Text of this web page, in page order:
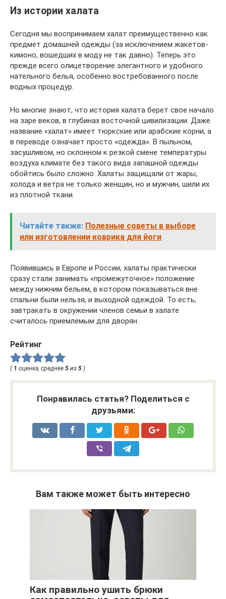
Из истории халата
Сегодня мы воспринимаем халат преимущественно как
предмет домашней одежды (за исключением жакетов-
кимоно, вошедших в моду не так давно). Теперь это
прежде всего олицетворение элегантного и удобного
нательного белья, особенно востребованного после
водных процедур.
Но многие знают, что история халата берет свое начало
на заре веков, в глубинах восточной цивилизации. Даже
название «халат» имеет тюркские или арабские корни, а
в переводе означает просто «одежда». В пыльном,
засушливом, но склонном к резкой смене температуры
воздуха климате без такого вида запашной одежды
обойтись было сложно. Халаты защищали от жары,
холода и ветра не только женщин, но и мужчин, шили их
из плотной ткани.
Читайте также: Полезные советы в выборе
или изготовлении коврика для йоги
Появившись в Европе и России, халаты практически
сразу стали занимать «промежуточное» положение
между нижним бельем, в котором показываться вне
спальни были нельзя, и выходной одеждой. То есть,
завтракать в окружении членов семьи в халате
считалось приемлемым для дворян.
Рейтинг
( 1 оценка, среднее 5 из 5 )
Понравилась статья? Поделиться с
друзьями:
Вам также может быть интересно
Как правильно ушить брюки